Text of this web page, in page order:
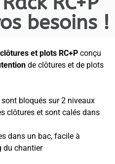
besoins !
et plots RC+P conçu
de clôtures et de plots
bloqués sur 2 niveaux
clôtures et sont calés dans
dans un bac, facile à
du chantier